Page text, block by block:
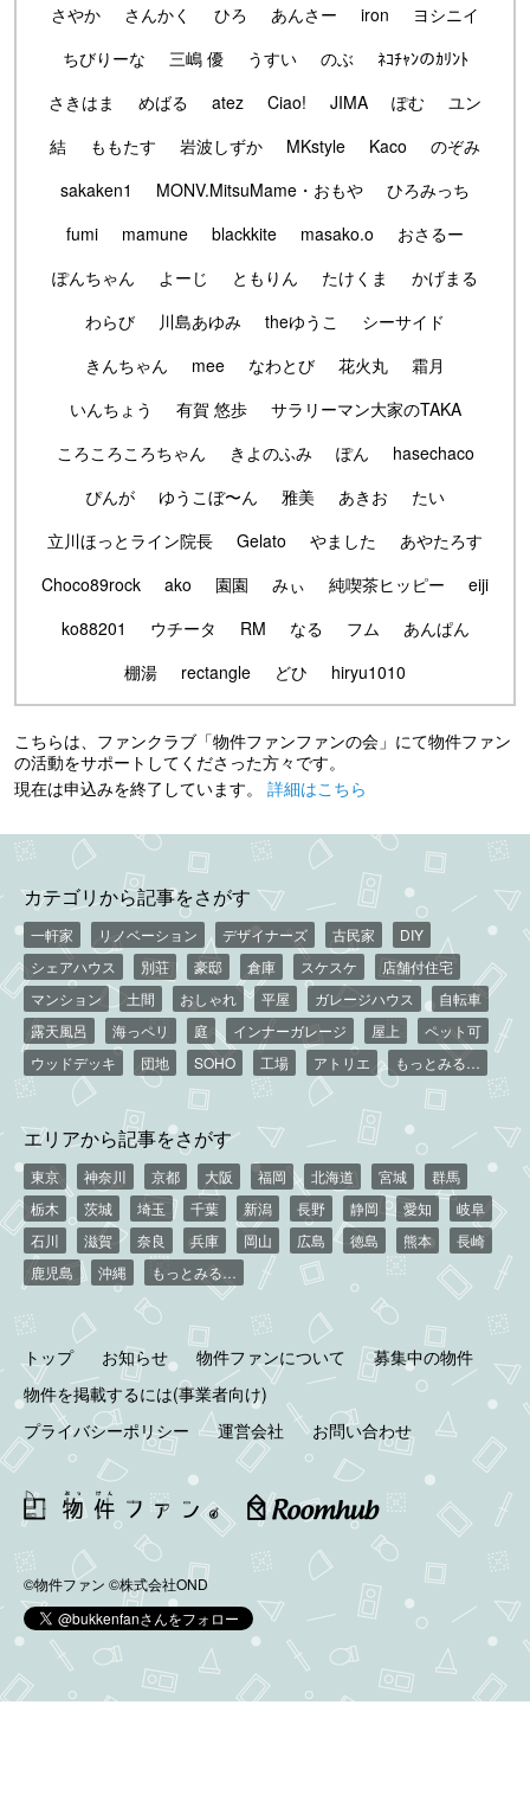
さやか
さんかく ひろ あんさー iron
ヨシニイ
ちびりーな
三嶋 優 うすい のぶ
ﾈｺﾁｬﾝのｶﾘﾝﾄ
さきはま
めばる atez Ciao! JIMA ぽむ
ユン
結
ももたす 岩波しずか MKstyle Kaco
のぞみ
sakaken1
MONV.MitsuMame・おもや
ひろみっち
fumi
mamune blackkite masako.o
おさるー
ぽんちゃん
よーじ ともりん たけくま
かげまる
わらび
川島あゆみ theゆうこ
シーサイド
きんちゃん
mee なわとび 花火丸
霜月
いんちょう
有賀 悠歩
サラリーマン大家のTAKA
ころころころちゃん
きよのふみ ぽん
hasechaco
ぴんが
ゆうこぼ〜ん 雅美 あきお
たい
立川ほっとライン院長
Gelato やました
あやたろす
Choco89rock
ako 園園 みぃ 純喫茶ヒッピー
eiji
ko88201
ウチータ RM なる フム
あんぱん
棚湯
rectangle どひ hiryu1010
こちらは、ファンクラブ「物件ファンファンの会」にて物件ファン
の活動をサポートしてくださった方々です。
現在は申込みを終了しています。 詳細はこちら
カテゴリから記事をさがす
一軒家 リノベーション デザイナーズ 古民家
DIY
シェアハウス
別荘 豪邸 倉庫 スケスケ
店舗付住宅
マンション
土間 おしゃれ 平屋 ガレージハウス
自転車
露天風呂
海っペリ 庭 インナーガレージ 屋上
ペット可
ウッドデッキ
団地 SOHO 工場 アトリエ もっとみる…
エリアから記事をさがす
東京 神奈川 京都 大阪 福岡 北海道 宮城
群馬
栃木
茨城 埼玉 千葉 新潟 長野 静岡 愛知
岐阜
石川
滋賀 奈良 兵庫 岡山 広島 徳島 熊本
長崎
鹿児島
沖縄 もっとみる…
トップ お知らせ 物件ファンについて
募集中の物件
物件を掲載するには(事業者向け)
プライバシーポリシー
運営会社 お問い合わせ
©物件ファン ©株式会社OND